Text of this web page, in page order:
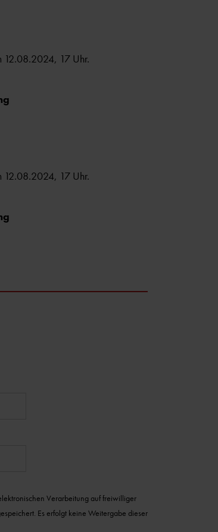
12.08.2024, 17 Uhr.
12.08.2024, 17 Uhr.
Verarbeitung auf freiwilliger
Es erfolgt keine Weitergabe dieser